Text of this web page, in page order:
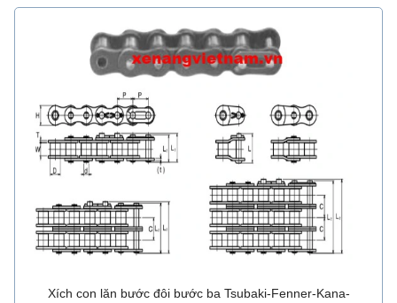
Xích con lăn bước đôi bước ba Tsubaki-Fenner-Kana-